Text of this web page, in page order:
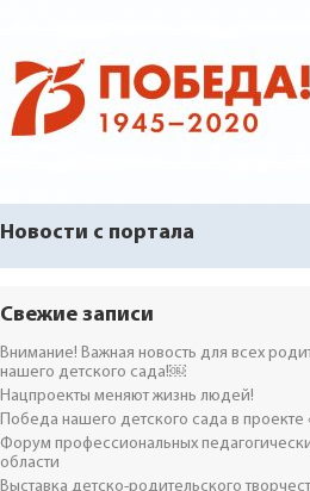
Новости с портала
Свежие записи
Внимание! Важная новость для всех
нашего детского сада!￼
Нацпроекты меняют жизнь людей!
Победа нашего детского сада в
Форум профессиональных
области
Выставка детско-родительского